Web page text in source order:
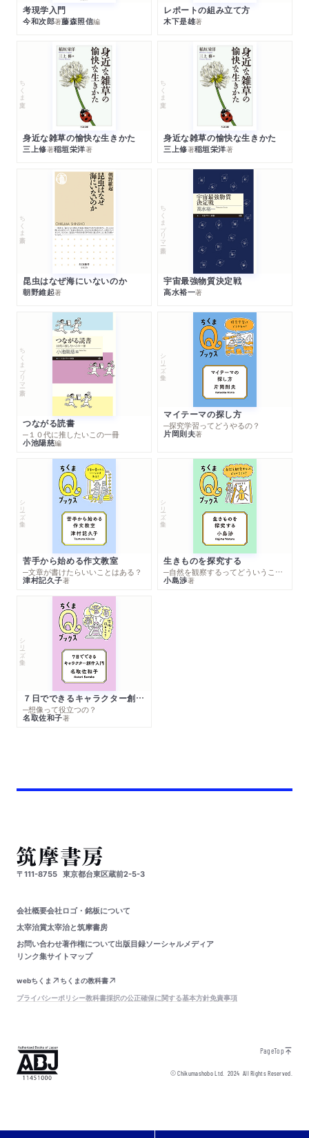
考現学入門
今和次郎著藤森照信編
レポートの組み立て方
木下是雄著
ちくま文庫
身近な雑草の愉快な生きかた
三上修著稲垣栄洋著
ちくま文庫
身近な雑草の愉快な生きかた
三上修著稲垣栄洋著
ちくま新書
昆虫はなぜ海にいないのか
朝野維起著
ちくまプリマー新書
宇宙最強物質決定戦
高水裕一著
ちくまプリマー新書
つながる読書
─１０代に推したいこの一冊
小池陽慈編
シリーズ・全集
マイテーマの探し方
─探究学習ってどうやるの？
片岡則夫著
シリーズ・全集
苦手から始める作文教室
─文章が書けたらいいことはある？
津村記久子著
シリーズ・全集
生きものを探究する
─自然を観察するってどういうこと？
小島渉著
シリーズ・全集
７日でできるキャラクター創作入門
─想像って役立つの？
名取佐和子著
〒111-8755 東京都台東区蔵前2-5-3
会社概要会社ロゴ・銘板について
太宰治賞太宰治と筑摩書房
お問い合わせ著作権について出版目録ソーシャルメディア
リンク集サイトマップ
webちくま
ちくまの教科書
プライバシーポリシー教科書採択の公正確保に関する基本方針免責事項
PageTop
© Chikumashobo Ltd.2024 All Rights Reserved.